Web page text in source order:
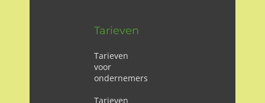
Tarieven
Tarieven
voor
ondernemers
Tarieven